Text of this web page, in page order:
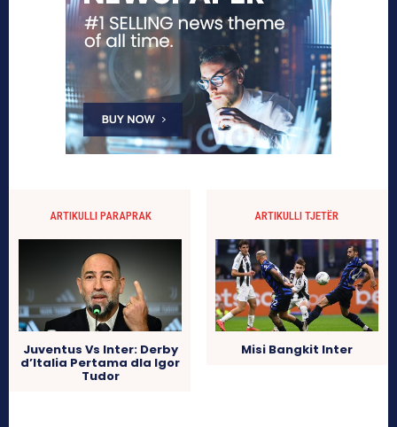
ARTIKULLI PARAPRAK
Juventus Vs Inter: Derby
d’Italia Pertama dla Igor
Tudor
ARTIKULLI TJETËR
Misi Bangkit Inter